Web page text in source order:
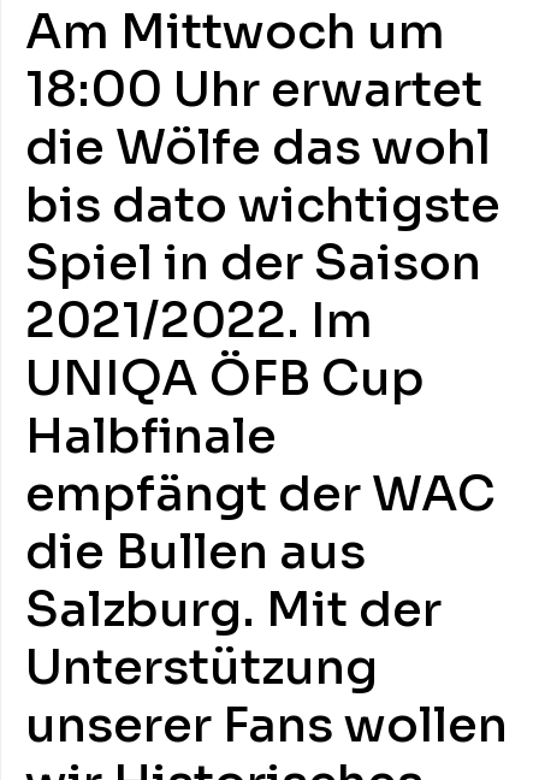
Am Mittwoch um
18:00 Uhr erwartet
die Wölfe das wohl
bis dato wichtigste
Spiel in der Saison
2021/2022. Im
UNIQA ÖFB Cup
Halbfinale
empfängt der WAC
die Bullen aus
Salzburg. Mit der
Unterstützung
unserer Fans wollen